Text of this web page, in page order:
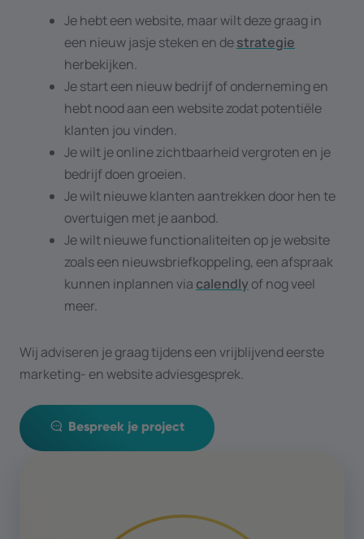
Je hebt een website, maar wilt deze graag in
een nieuw jasje steken en destrategie
herbekijken.
Je start een nieuw bedrijf of onderneming en
hebt nood aan een website zodat potentiële
klanten jou vinden.
Je wilt je online zichtbaarheid vergroten en je
bedrijf doen groeien.
Je wilt nieuwe klanten aantrekken door hen te
overtuigen met je aanbod.
Je wilt nieuwe functionaliteiten op je website
zoals een nieuwsbriefkoppeling, een afspraak
kunnen inplannen via calendly of nog veel
meer.
Wij adviseren je graag tijdens een vrijblijvend eerste
marketing- en website adviesgesprek.
Bespreek je project